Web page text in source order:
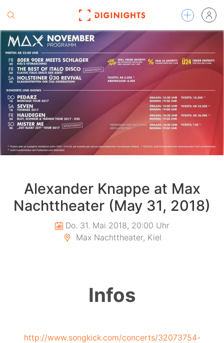
Alexander Knappe at Max
Nachttheater (May 31, 2018)
Do. 31. Mai 2018, 20:00 Uhr
Max Nachttheater, Kiel
Infos
http://www.songkick.com/concerts/32073754-